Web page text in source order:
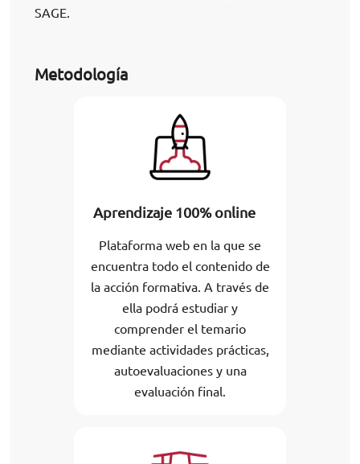
SAGE.
Metodología
Aprendizaje 100% online
Plataforma web en la que se
encuentra todo el contenido de
la acción formativa. A través de
ella podrá estudiar y
comprender el temario
mediante actividades prácticas,
autoevaluaciones y una
evaluación final.